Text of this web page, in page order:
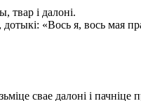
твар і далоні.
«Вось я, вось мая
свае далоні і